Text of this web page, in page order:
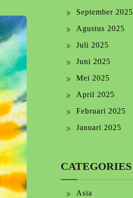
September 2025
Agustus 2025
Juli 2025
Juni 2025
Mei 2025
April 2025
Februari 2025
Januari 2025
CATEGORIES
Asia